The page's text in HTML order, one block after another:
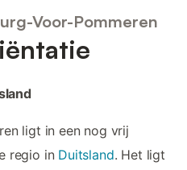
Voor-Pommeren
ligt in een nog vrij
regio in Duitsland. Het ligt